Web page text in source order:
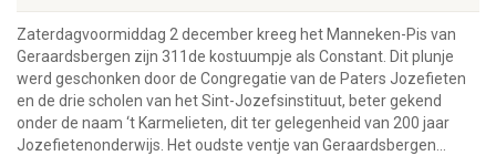
Zaterdagvoormiddag 2 december kreeg het Manneken-Pis van
Geraardsbergen zijn 311de kostuumpje als Constant. Dit plunje
werd geschonken door de Congregatie van de Paters Jozefieten
en de drie scholen van het Sint-Jozefsinstituut, beter gekend
onder de naam ‘t Karmelieten, dit ter gelegenheid van 200 jaar
Jozefietenonderwijs. Het oudste ventje van Geraardsbergen...